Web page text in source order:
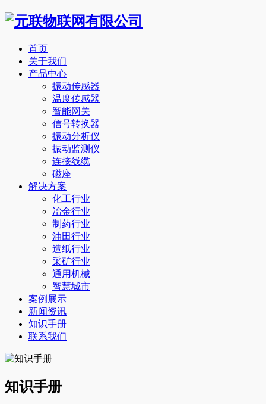
首页
关于我们
产品中心
振动传感器
温度传感器
智能网关
信号转换器
振动分析仪
振动监测仪
连接线缆
磁座
解决方案
化工行业
冶金行业
制药行业
油田行业
造纸行业
采矿行业
通用机械
智慧城市
案例展示
新闻资讯
知识手册
联系我们
知识手册